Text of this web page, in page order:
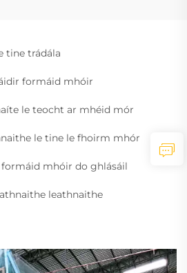
tine trádála
formáid mhóir
le teocht ar mhéid mór
le tine le fhoirm mhór
mhóir do ghlásáil
leathnaithe